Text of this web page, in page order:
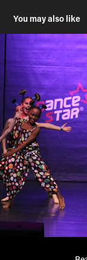
You may also like